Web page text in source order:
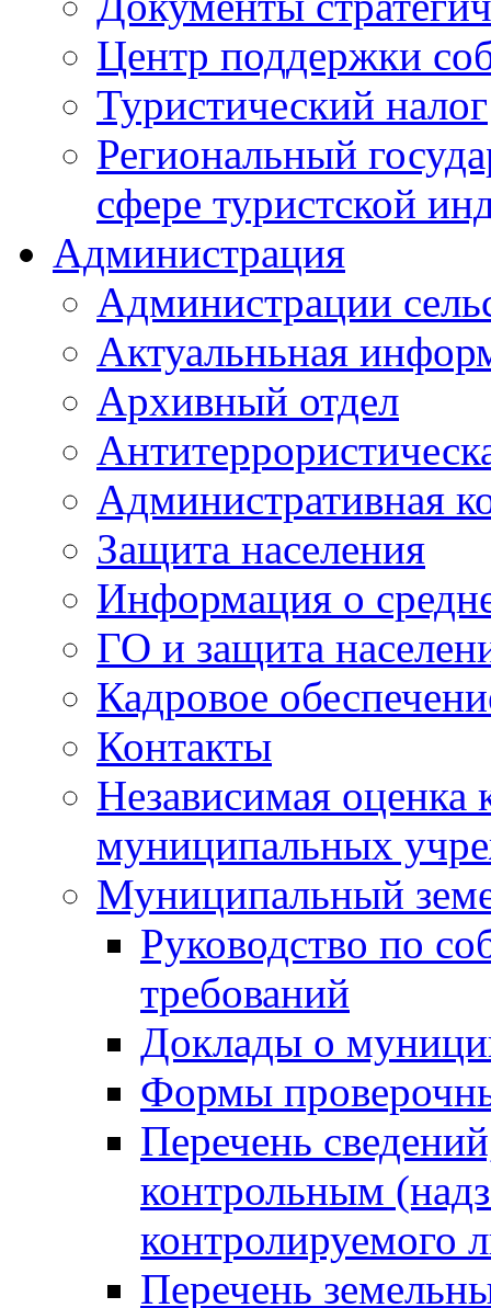
Центр поддержки
Туристический налог
Региональный
сфере туристской
Администрация
Администрации
Актуальньная
Архивный отдел
Административная
Защита населения
Информация о
ГО и защита
Кадровое
Контакты
Независимая оценка
муниципальных
Муниципальный
Руководство по
требований
Доклады о
Формы
Перечень
контрольным
контролируемого
Перечень